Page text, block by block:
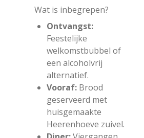
Wat is inbegrepen?
Ontvangst:
Feestelijke
welkomstbubbel of
een alcoholvrij
alternatief.
Vooraf: Brood
geserveerd met
huisgemaakte
Heerenhoeve zuivel.